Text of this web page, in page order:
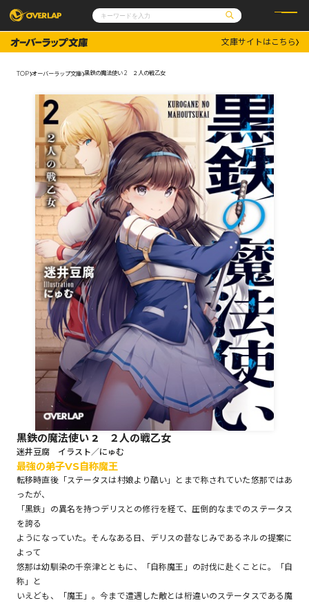
コミックガルド
コミッククリエ
その他
コミックエッセイ
ポケットモンスター
アニメ
ゲーム
通販・NEWS
OVERLAP STORE
オーバーラップ広報室
企業
会社概要
採用情報
アクセス
オーバーラップホールディングス
お問い合わせはこちら
オーバーラップ文庫
オーバーラップノベルス
オーバーラップノベルスf
ロサージュノベルス
コミックガルド
コミックパルフェ
文庫サイトはこちら
TOP オーバーラップ文庫 黒鉄の魔法使い 2 ２人の戦乙女
黒鉄の魔法使い 2 ２人の戦乙女
迷井豆腐 イラスト／にゅむ
最強の弟子VS自称魔王
転移時直後「ステータスは村娘より酷い」とまで称されていた悠那ではあ
ったが、
「黒鉄」の異名を持つデリスとの修行を経て、圧倒的なまでのステータス
を誇る
ようになっていた。そんなある日、デリスの昔なじみであるネルの提案に
よって
悠那は幼馴染の千奈津とともに、「自称魔王」の討伐に赴くことに。「自
称」と
いえども、「魔王」。今まで遭遇した敵とは桁違いのステータスである魔